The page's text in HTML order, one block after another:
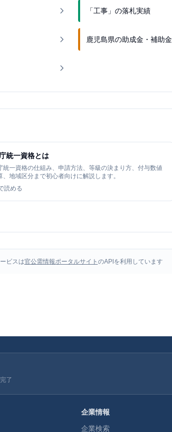
「工事」の落札実績
鹿児島県の助成金・補助金
統一資格とは
統一資格の仕組み、申請方法、等級の決まり方、付与数値
、地域区分まで初心者向けに解説します。
読める
ビスは官公需情報ポータルサイト のAPIを利用しています
了
企業情報
企業検索